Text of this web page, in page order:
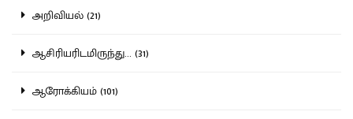
அறிவியல் (21)
ஆசிரியரிடமிருந்து... (31)
ஆரோக்கியம் (101)